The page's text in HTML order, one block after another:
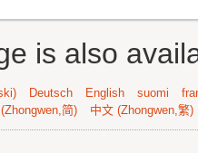
is also
Deutsch English suomi
简) 中文 (Zhongwen,繁)